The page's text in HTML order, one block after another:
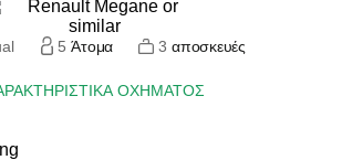
5 Άτομα 3 αποσκευές
ΟΧΉΜΑΤΟΣ